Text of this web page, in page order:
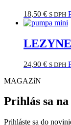
18,50 € S DPH
24,90 € S DPH
MAGAZíN
Prihlás sa
Prihláste sa do